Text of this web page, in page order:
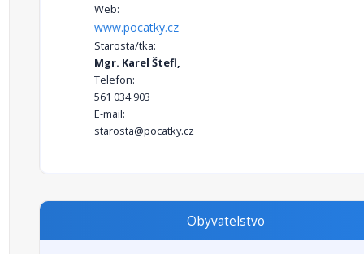
Web:
www.pocatky.cz
Starosta/tka:
Mgr. Karel Štefl,
Telefon:
561 034 903
E-mail:
starosta@pocatky.cz
Obyvatelstvo